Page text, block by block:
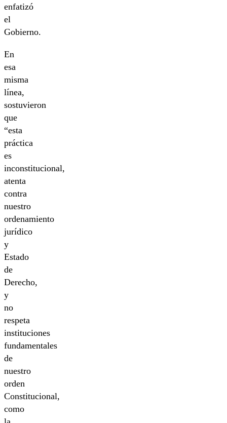
enfatizó
el
Gobierno.
En
esa
misma
línea,
sostuvieron
que
“esta
práctica
es
inconstitucional,
atenta
contra
nuestro
ordenamiento
jurídico
y
Estado
de
Derecho,
y
no
respeta
instituciones
fundamentales
de
nuestro
orden
Constitucional,
como